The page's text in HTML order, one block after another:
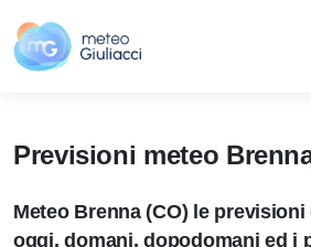
Previsioni meteo
Meteo Brenna (CO) le
oggi, domani, dopodomani ed i